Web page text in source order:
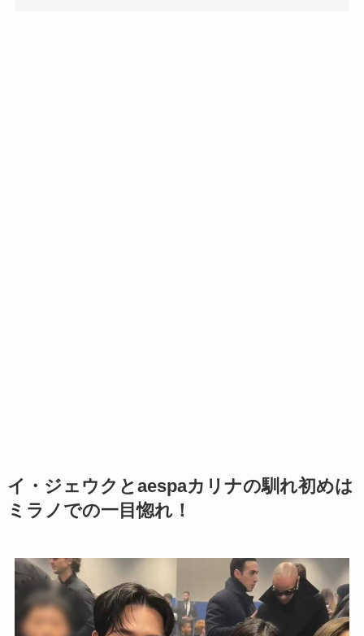
イ・ジェウクとaespaカリナの馴れ初めは
ミラノでの一目惚れ！